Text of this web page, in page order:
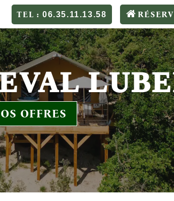
TEL :06.35.11.13.58
OFFRES